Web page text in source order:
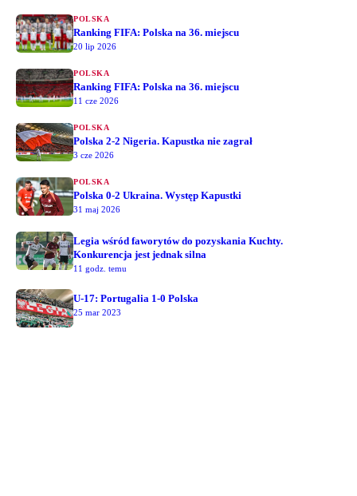
POLSKA
Ranking FIFA: Polska na 36. miejscu
20 lip 2026
POLSKA
Ranking FIFA: Polska na 36. miejscu
11 cze 2026
POLSKA
Polska 2-2 Nigeria. Kapustka nie zagrał
3 cze 2026
POLSKA
Polska 0-2 Ukraina. Występ Kapustki
31 maj 2026
Legia wśród faworytów do pozyskania Kuchty.
Konkurencja jest jednak silna
11 godz. temu
U-17: Portugalia 1-0 Polska
25 mar 2023